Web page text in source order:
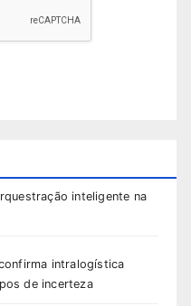
inteligente na
intralogística
de incerteza